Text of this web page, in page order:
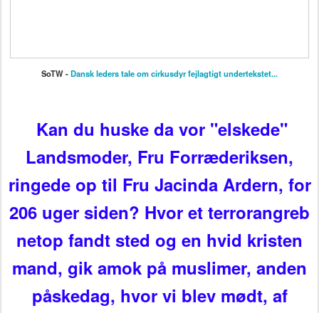
SoTW -Dansk leders tale om cirkusdyr fejlagtigt undertekstet...
Kan du huske da vor "elskede"
Landsmoder, Fru Forræderiksen,
ringede op til Fru Jacinda Ardern, for
206 uger siden? Hvor et terrorangreb
netop fandt sted og en hvid kristen
mand, gik amok på muslimer, anden
påskedag, hvor vi blev mødt, af